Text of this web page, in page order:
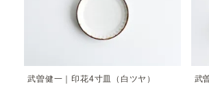
武曽健一｜印花4寸皿（白ツヤ） 武